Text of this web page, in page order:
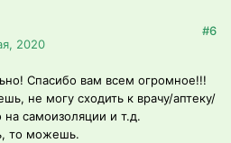
2020
#6
Спасибо вам всем огромное!!!
не могу сходить к врачу/аптеку/
самоизоляции и т.д.
то можешь.